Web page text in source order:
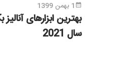
1 بهمن 1399
بهترین ابزارهای
سال 2021